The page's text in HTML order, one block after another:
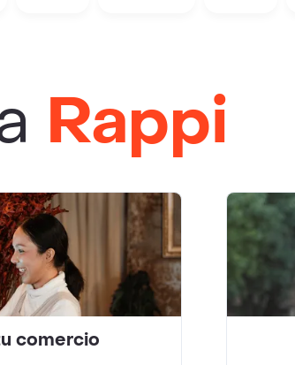
Rappi
comercio